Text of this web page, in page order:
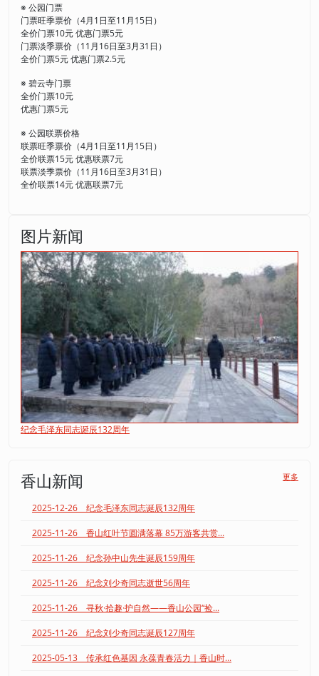
※ 公园门票
门票旺季票价（4月1日至11月15日）
全价门票10元 优惠门票5元
门票淡季票价（11月16日至3月31日）
全价门票5元 优惠门票2.5元
※ 碧云寺门票
全价门票10元
优惠门票5元
※ 公园联票价格
联票旺季票价（4月1日至11月15日）
全价联票15元 优惠联票7元
联票淡季票价（11月16日至3月31日）
全价联票14元 优惠联票7元
图片新闻
纪念毛泽东同志诞辰132周年
香山新闻 更多
2025-12-26 纪念毛泽东同志诞辰132周年
2025-11-26 香山红叶节圆满落幕 85万游客共赏...
2025-11-26 纪念孙中山先生诞辰159周年
2025-11-26 纪念刘少奇同志逝世56周年
2025-11-26 寻秋·拾趣·护自然——香山公园“捡...
2025-11-26 纪念刘少奇同志诞辰127周年
2025-05-13 传承红色基因 永葆青春活力｜香山时...